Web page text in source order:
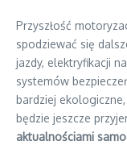
Przyszłość
spodziewać się
jazdy, elektryfikacji
systemów
bardziej
będzie jeszcze
aktualnościami